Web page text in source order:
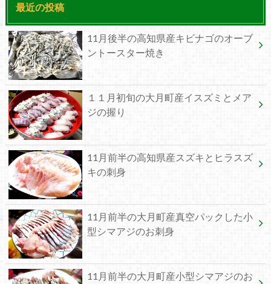
最近の投稿
11月後半の高知県産キビナゴのオーブ
ントースター焼き
１１月初旬の大月町産イスズミとメア
ジの握り
11月前半の高知県産スズキとヒラスズ
キの刺身
11月前半の大月町産真空パックした小
型シマアジのお刺身
11月前半の大月町産小型シマアジのお